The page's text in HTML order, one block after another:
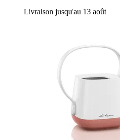
Livraison jusqu'au 13 août